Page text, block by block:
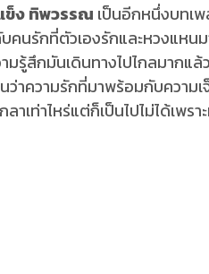
ข็ง ทิพวรรณ เป็นอีกหนึ่งบทเพ
คนรักที่ตัวเองรักและหวงแหน
ามรู้สึกมันเดินทางไปไกลมาก
ว่าความรักที่มาพร้อมกับความ
าเท่าไหร่แต่ก็เป็นไปไม่ได้เพ